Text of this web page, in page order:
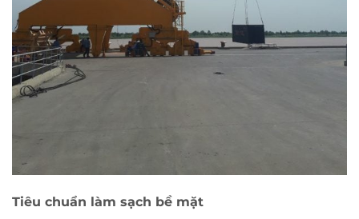
Tiêu chuẩn làm sạch bề mặt